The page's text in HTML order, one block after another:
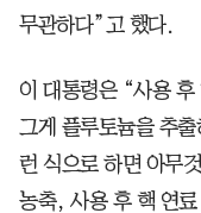
무관하다”고 했다.
이 대통령은 “사용
그게 플루토늄을 추
런 식으로 하면 아무
농축, 사용 후 핵 연